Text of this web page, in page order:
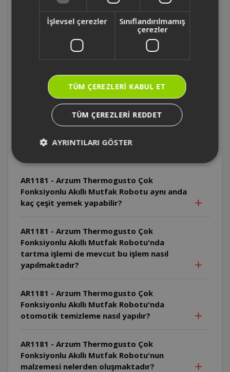
AR1181 - Arzum Thermogusto Çok
Fonksiyonlu Akıllı Mutfak Robotu'nun ana
ekranında neler vardır?
AR1181 - Arzum Thermogusto Çok
Fonksiyonlu Akıllı Mutfak Robotu'nun
otomatik programları nelerdir?
AR1181 - Arzum Thermogusto Çok
Fonksiyonlu Akıllı Mutfak Robotu'nun
AR1181 - Arzum Thermogusto Çok
Fonksiyonlu Akıllı Mutfak Robotu aynı anda
kaç çeşit yemek yapabilir?
AR1181 - Arzum Thermogusto Çok
Fonksiyonlu Akıllı Mutfak Robotu'nda
tartma işlemi de mevcut bu işlem nasıl
yapılmaktadır?
AR1181 - Arzum Thermogusto Çok
Fonksiyonlu Akıllı Mutfak Robotu'nda
otomotik temizleme nasıl yapılır?
AR1181 - Arzum Thermogusto Çok
Fonksiyonlu Akıllı Mutfak Robotu'nun
malzemesi nelerden oluşmaktadır?
İşlevsel çerezler
Sınıflandırılmamış
çerezler
TÜM ÇEREZLERI KABUL ET
TÜM ÇEREZLERI REDDET
AYRINTILARI GÖSTER